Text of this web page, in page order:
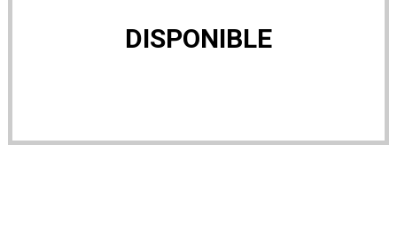
DISPONIBLE